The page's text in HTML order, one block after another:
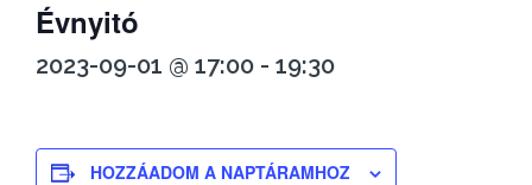
Évnyitó
2023-09-01 @ 17:00 - 19:30
HOZZÁADOM A NAPTÁRAMHOZ